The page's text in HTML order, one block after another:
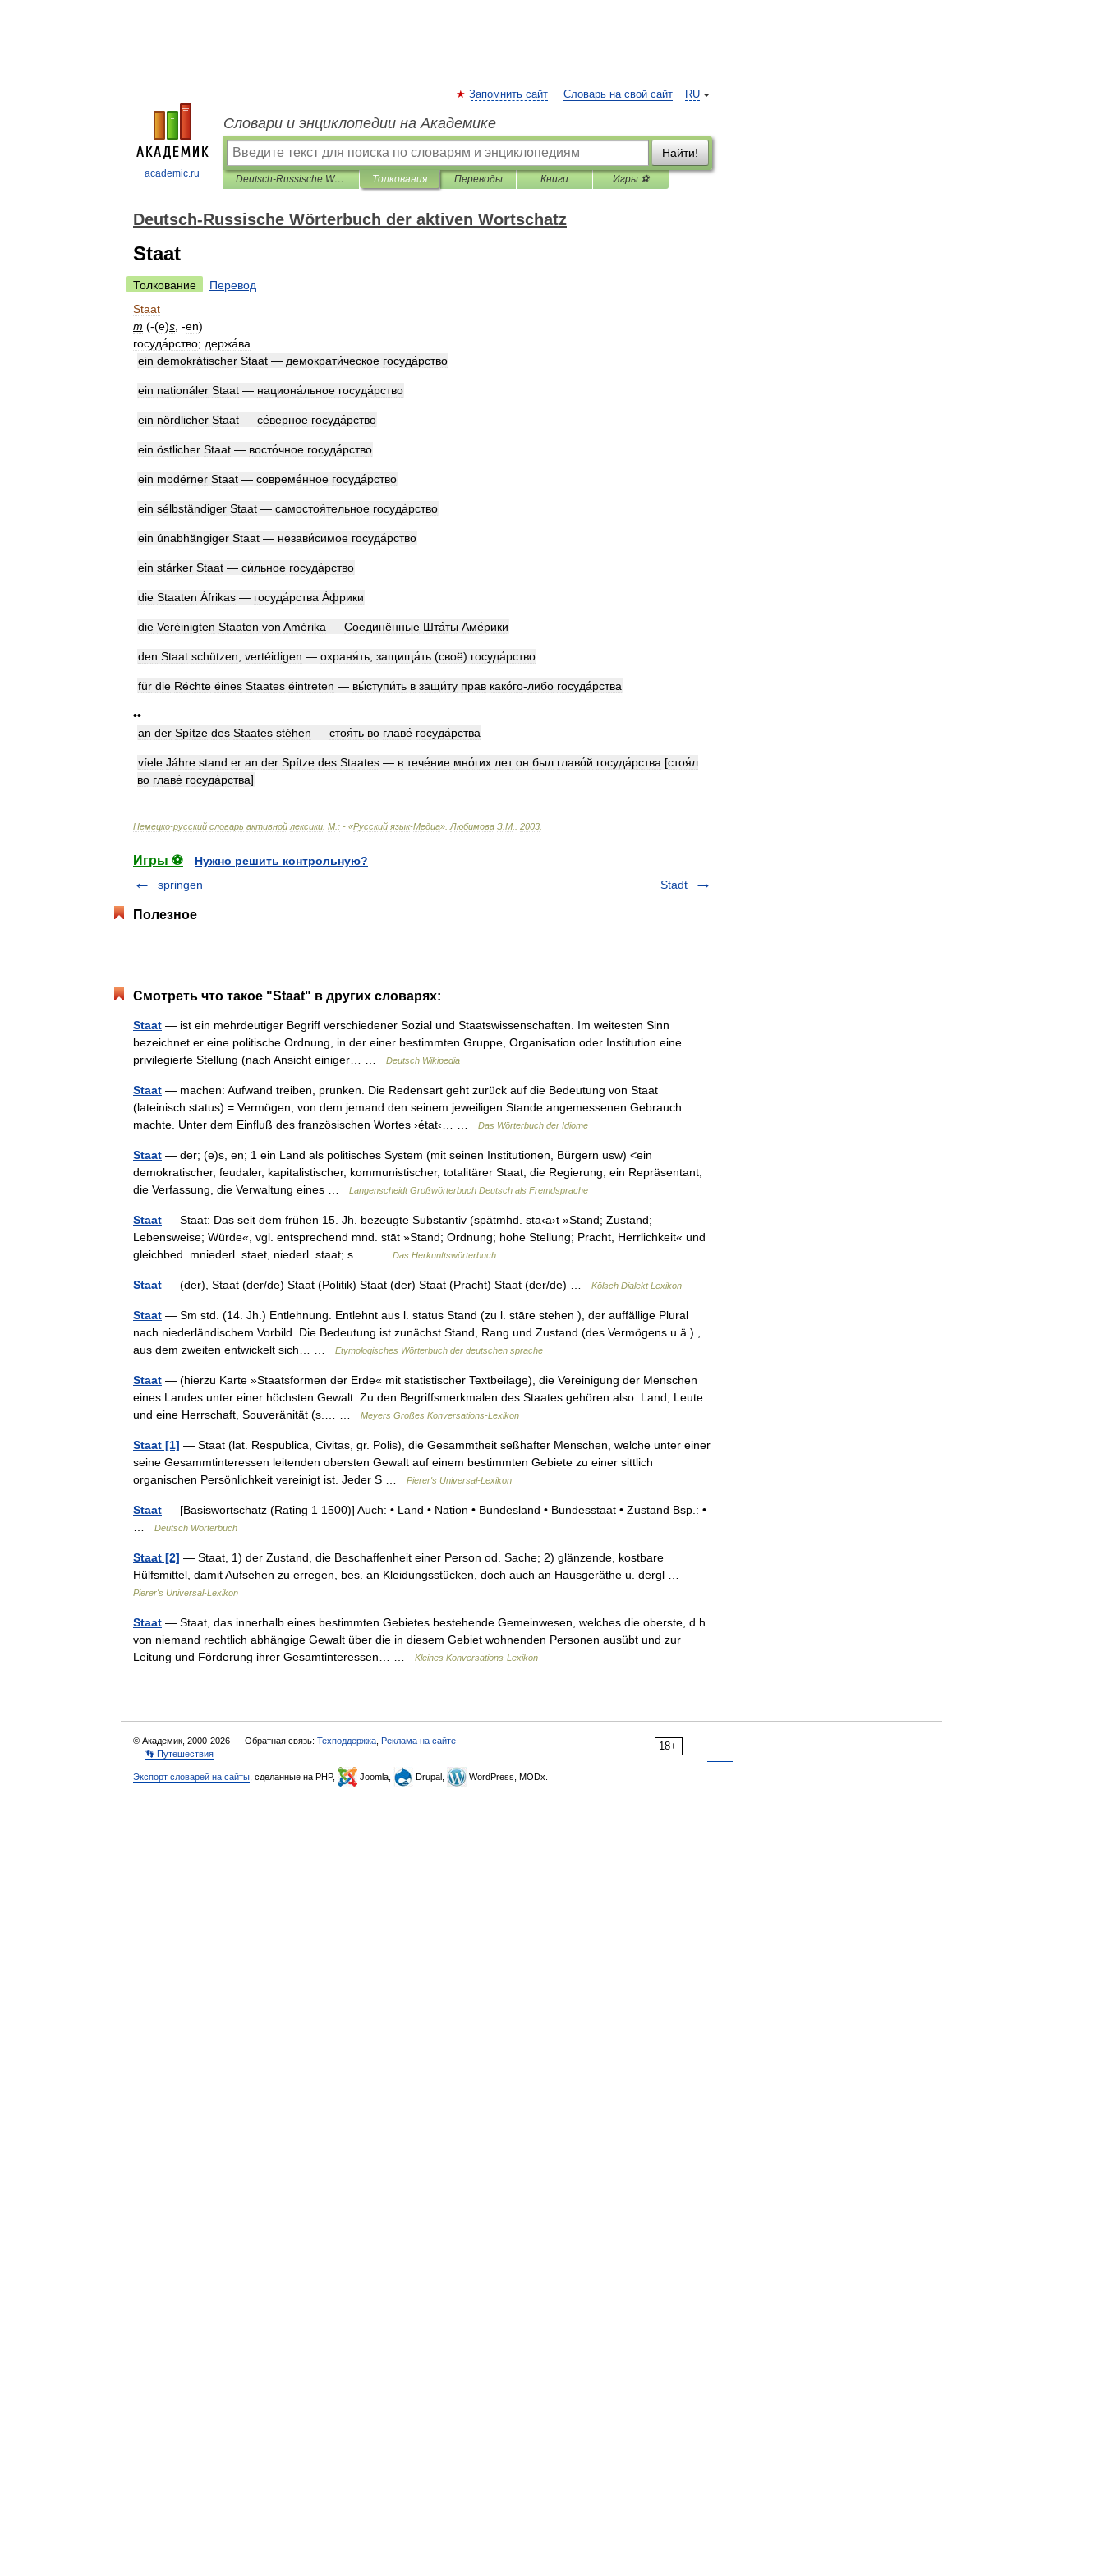
academic.ru
RU
Запомнить сайт Словарь на свой сайт
Словари и энциклопедии на Академике
Найти!
Deutsch-Russische Wörterbuch der aktiven Wortschatz Толкования Переводы Книги Игры ⚽
Deutsch-Russische Wörterbuch der aktiven Wortschatz
Staat
Толкование
Перевод
Staat
m (-(e)s , -en)
госуда́рство; держа́ва
ein demokrátischer Staat — демократи́ческое госуда́рство
ein nationáler Staat — национа́льное госуда́рство
ein nördlicher Staat — се́верное госуда́рство
ein östlicher Staat — восто́чное госуда́рство
ein modérner Staat — совреме́нное госуда́рство
ein sélbständiger Staat — самостоя́тельное госуда́рство
ein únabhängiger Staat — незави́симое госуда́рство
ein stárker Staat — си́льное госуда́рство
die Staaten Áfrikas — госуда́рства А́фрики
die Veréinigten Staaten von Amérika — Соединённые Шта́ты Аме́рики
den Staat schützen vertéidigen — охраня́ть защища́ть (своё) госуда́рство
für die Réchte éines Staates éintreten — вы́ступи́ть в защи́ту прав како́го-либо госуда́рства
••
an der Spítze des Staates stéhen — стоя́ть во главе́ госуда́рства
víele Jáhre stand er an der Spítze des Staates — в тече́ние мно́гих лет он был главо́й госуда́рства [стоя́л
во главе́ госуда́рства]
Немецко-русский словарь активной лексики М : - «Русский язык-Медиа» Любимова З М 2003
Игры ⚽
Нужно решить контрольную?
springen
Stadt
Полезное
Смотреть что такое "Staat" в других словарях:
Staat — ist ein mehrdeutiger Begriff verschiedener Sozial und Staatswissenschaften. Im weitesten Sinn
bezeichnet er eine politische Ordnung, in der einer bestimmten Gruppe, Organisation oder Institution eine
privilegierte Stellung (nach Ansicht einiger… …
Deutsch Wikipedia
Staat — machen: Aufwand treiben, prunken. Die Redensart geht zurück auf die Bedeutung von Staat
(lateinisch status) = Vermögen, von dem jemand den seinem jeweiligen Stande angemessenen Gebrauch
machte. Unter dem Einfluß des französischen Wortes ›état‹… …
Das Wörterbuch der Idiome
Staat — der; (e)s, en; 1 ein Land als politisches System (mit seinen Institutionen, Bürgern usw) <ein
demokratischer, feudaler, kapitalistischer, kommunistischer, totalitärer Staat; die Regierung, ein Repräsentant,
die Verfassung, die Verwaltung eines …
Langenscheidt Großwörterbuch Deutsch als Fremdsprache
Staat — Staat: Das seit dem frühen 15. Jh. bezeugte Substantiv (spätmhd. sta‹a›t »Stand; Zustand;
Lebensweise; Würde«, vgl. entsprechend mnd. stāt »Stand; Ordnung; hohe Stellung; Pracht, Herrlichkeit« und
gleichbed. mniederl. staet, niederl. staat; s.… …
Das Herkunftswörterbuch
Staat — (der), Staat (der/de) Staat (Politik) Staat (der) Staat (Pracht) Staat (der/de) … Kölsch Dialekt Lexikon
Staat — Sm std. (14. Jh.) Entlehnung. Entlehnt aus l. status Stand (zu l. stāre stehen ), der auffällige Plural
nach niederländischem Vorbild. Die Bedeutung ist zunächst Stand, Rang und Zustand (des Vermögens u.ä.) ,
aus dem zweiten entwickelt sich… …
Etymologisches Wörterbuch der deutschen sprache
Staat — (hierzu Karte »Staatsformen der Erde« mit statistischer Textbeilage), die Vereinigung der Menschen
eines Landes unter einer höchsten Gewalt. Zu den Begriffsmerkmalen des Staates gehören also: Land, Leute
und eine Herrschaft, Souveränität (s.… …
Meyers Großes Konversations-Lexikon
Staat [1] — Staat (lat. Respublica, Civitas, gr. Polis), die Gesammtheit seßhafter Menschen, welche unter einer
seine Gesammtinteressen leitenden obersten Gewalt auf einem bestimmten Gebiete zu einer sittlich
organischen Persönlichkeit vereinigt ist. Jeder S …
Pierer's Universal-Lexikon
Staat — [Basiswortschatz (Rating 1 1500)] Auch: • Land • Nation • Bundesland • Bundesstaat • Zustand Bsp.: •
Deutsch Wörterbuch
Staat [2] — Staat, 1) der Zustand, die Beschaffenheit einer Person od. Sache; 2) glänzende, kostbare
Hülfsmittel, damit Aufsehen zu erregen, bes. an Kleidungsstücken, doch auch an Hausgeräthe u. dergl …
Pierer's Universal-Lexikon
Staat — Staat, das innerhalb eines bestimmten Gebietes bestehende Gemeinwesen, welches die oberste, d.h.
von niemand rechtlich abhängige Gewalt über die in diesem Gebiet wohnenden Personen ausübt und zur
Leitung und Förderung ihrer Gesamtinteressen… …
Kleines Konversations-Lexikon
18+
© Академик, 2000-2026 Обратная связь: Техподдержка Реклама на сайте
👣 Путешествия
Экспорт словарей на сайты , сделанные на PHP, Joomla, Drupal, WordPress, MODx.